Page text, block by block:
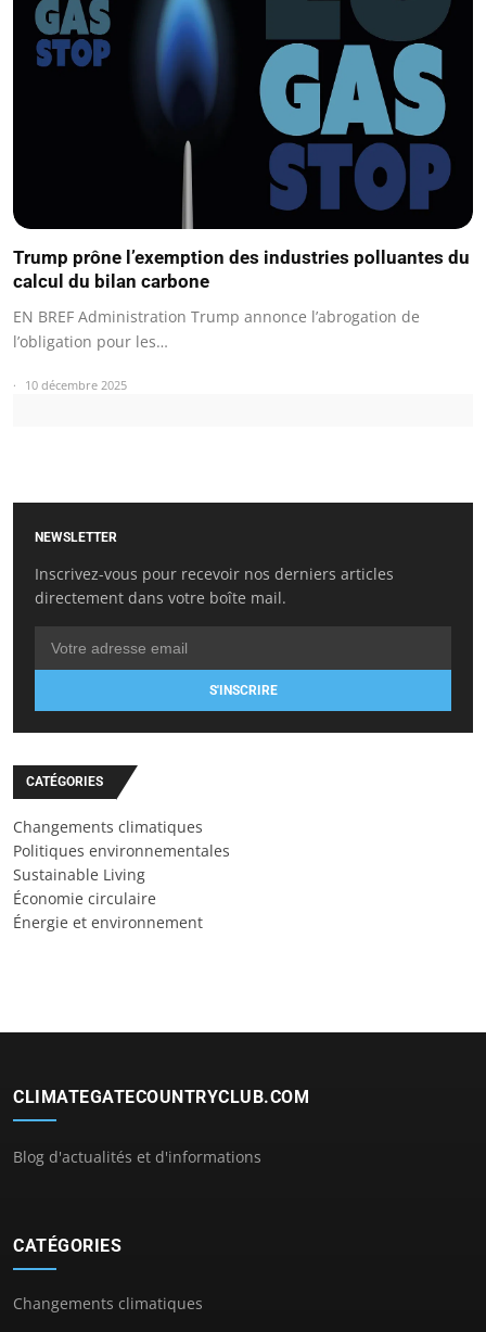
Trump prône l’exemption des industries polluantes du
calcul du bilan carbone
EN BREF Administration Trump annonce l’abrogation de
l’obligation pour les…
10 décembre 2025
NEWSLETTER
Inscrivez-vous pour recevoir nos derniers articles
directement dans votre boîte mail.
S'INSCRIRE
CATÉGORIES
Changements climatiques
Politiques environnementales
Sustainable Living
Économie circulaire
Énergie et environnement
CLIMATEGATECOUNTRYCLUB.COM
Blog d'actualités et d'informations
CATÉGORIES
Changements climatiques